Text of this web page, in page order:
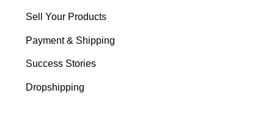
Sell Your Products
Payment & Shipping
Success Stories
Dropshipping